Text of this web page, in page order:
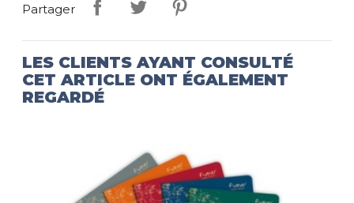
Partager
LES CLIENTS AYANT CONSULTÉ
CET ARTICLE ONT ÉGALEMENT
REGARDÉ